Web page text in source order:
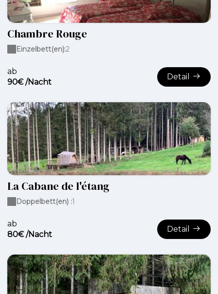
Chambre Rouge
ab
90€ /Nacht
Detail
Einzelbett(en):2
La Cabane de l'étang
ab
80€ /Nacht
Detail
Doppelbett(en) :1